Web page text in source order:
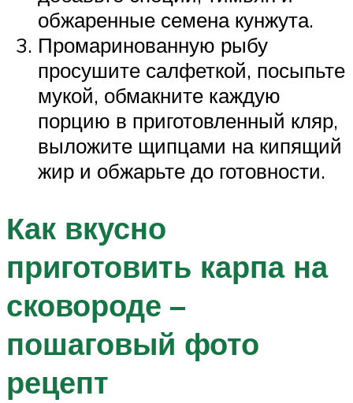
обжаренные семена кунжута.
Промаринованную рыбу
просушите салфеткой, посыпьте
мукой, обмакните каждую
порцию в приготовленный кляр,
выложите щипцами на кипящий
жир и обжарьте до готовности.
Как вкусно
приготовить карпа на
сковороде –
пошаговый фото
рецепт